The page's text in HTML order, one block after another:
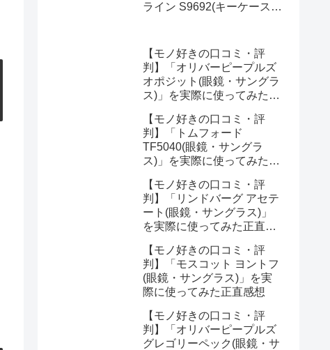
ライン S9692(キーケース・
【モノ好きの口コミ・評
判】「オリバーピープルズ
オポジット(眼鏡・サングラ
ス)」を実際に使ってみた正
【モノ好きの口コミ・評
判】「トムフォード
TF5040(眼鏡・サングラ
ス)」を実際に使ってみた正
【モノ好きの口コミ・評
判】「リンドバーグ アセテ
ート(眼鏡・サングラス)」
を実際に使ってみた正直感
【モノ好きの口コミ・評
判】「モスコット ヨントフ
(眼鏡・サングラス)」を実
際に使ってみた正直感想
【モノ好きの口コミ・評
判】「オリバーピープルズ
グレゴリーペック(眼鏡・サ